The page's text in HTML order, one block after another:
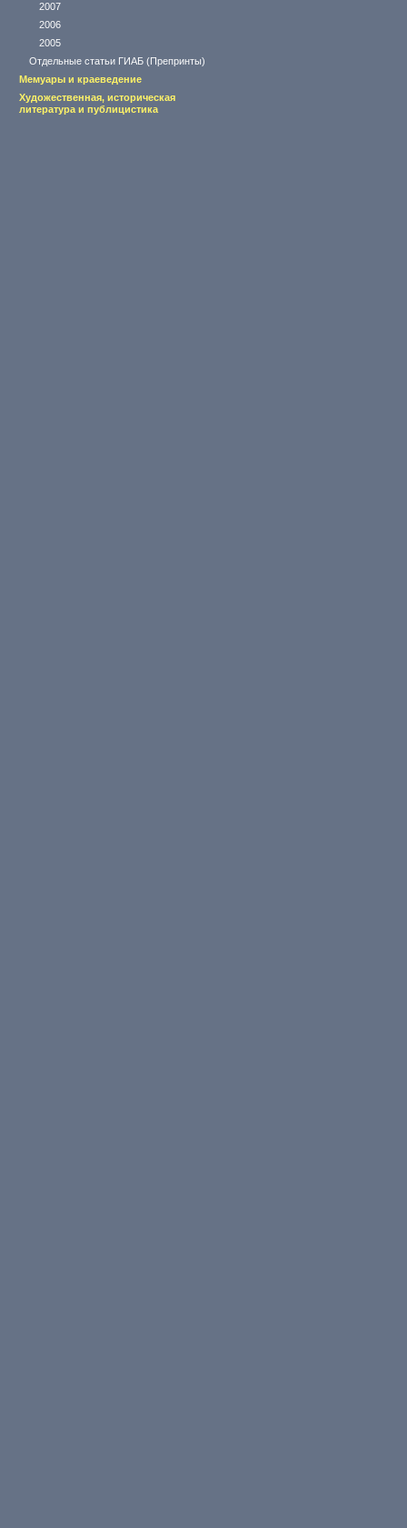
2007
2006
2005
Отдельные статьи ГИАБ (Препринты)
Мемуары и краеведение
Художественная, историческая
литература и публицистика